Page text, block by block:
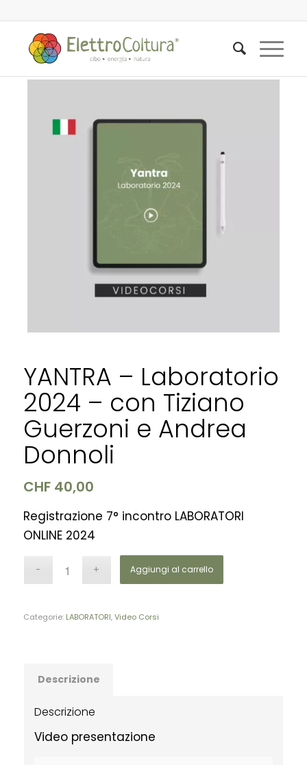
YANTRA – Laboratorio
2024 – con Tiziano
Guerzoni e Andrea
Donnoli
CHF40,00
Registrazione 7° incontro LABORATORI
ONLINE 2024
Aggiungi al carrello
Categorie: LABORATORI,Video Corsi
Descrizione
Descrizione
Video presentazione